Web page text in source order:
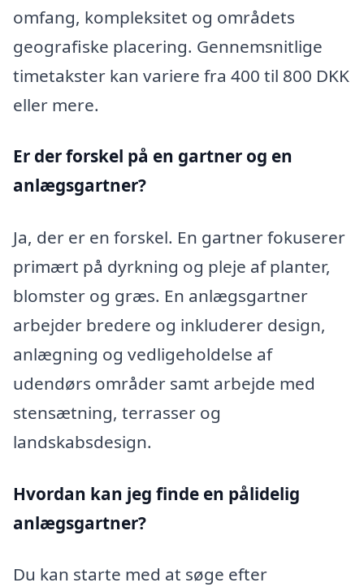
omfang, kompleksitet og områdets
geografiske placering. Gennemsnitlige
timetakster kan variere fra 400 til 800 DKK
eller mere.
Er der forskel på en gartner og en
anlægsgartner?
Ja, der er en forskel. En gartner fokuserer
primært på dyrkning og pleje af planter,
blomster og græs. En anlægsgartner
arbejder bredere og inkluderer design,
anlægning og vedligeholdelse af
udendørs områder samt arbejde med
stensætning, terrasser og
landskabsdesign.
Hvordan kan jeg finde en pålidelig
anlægsgartner?
Du kan starte med at søge efter